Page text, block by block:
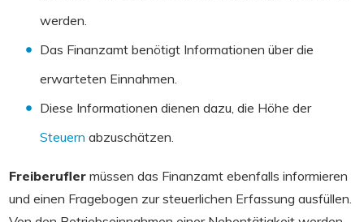
werden.
Das Finanzamt benötigt Informationen über die
erwarteten Einnahmen.
Diese Informationen dienen dazu, die Höhe der
Steuern abzuschätzen.
Freiberufler müssen das Finanzamt ebenfalls informieren
und einen Fragebogen zur steuerlichen Erfassung ausfüllen.